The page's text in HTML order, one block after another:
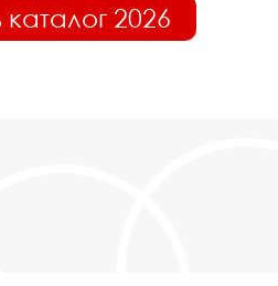
каталог 2026